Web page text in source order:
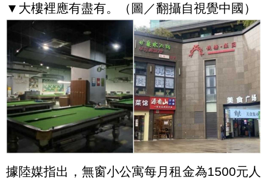
▼大樓裡應有盡有。（圖／翻攝自視覺中國）
據陸媒指出，無窗小公寓每月租金為1500元人